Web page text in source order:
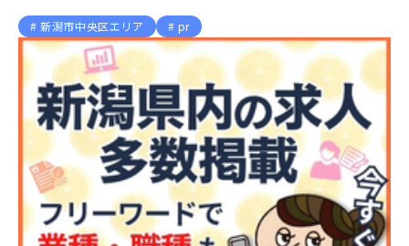
新潟市中央区エリア pr